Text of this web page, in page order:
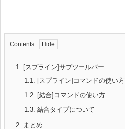
Contents
1.
[スプライン]サブツールバー
1.1.
[スプライン]コマンドの使い方
1.2.
[結合]コマンドの使い方
1.3. 結合タイプについて
2. まとめ